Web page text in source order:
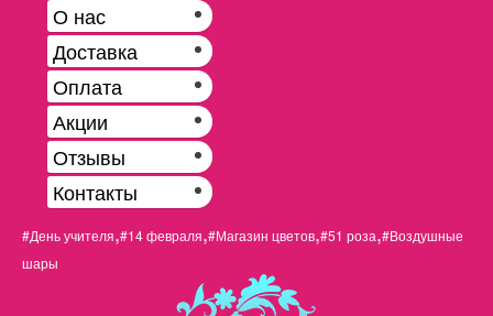
О нас
Доставка
Оплата
Акции
Отзывы
Контакты
#День учителя,#14 февраля,#Магазин цветов,#51 роза,#Воздушные
шары